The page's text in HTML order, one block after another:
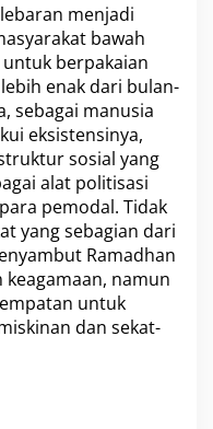
menjadi
bawah
berpakaian
enak dari bulan-
sebagai manusia
eksistensinya,
sosial yang
alat politisasi
pemodal. Tidak
yang sebagian dari
Ramadhan
namun
untuk
dan sekat-